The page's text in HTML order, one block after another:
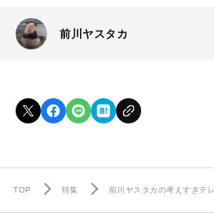
前川ヤスタカ
TOP 特集 前川ヤスタカの考えすぎテ